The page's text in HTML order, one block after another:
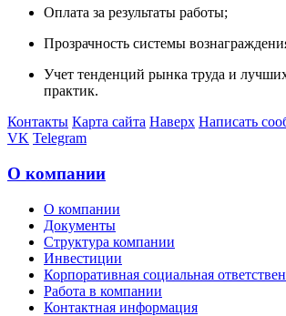
Оплата за результаты работы;
Прозрачность системы
Учет тенденций рынка труда и
практик.
Контакты Карта сайта Наверх Написать
VK Telegram
О компании
О компании
Документы
Структура компании
Инвестиции
Корпоративная социальная
Работа в компании
Контактная информация